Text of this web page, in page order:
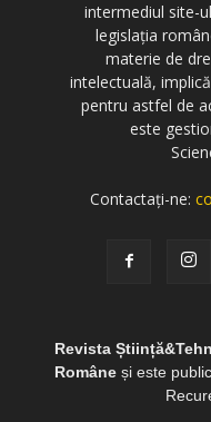
intermediul site-
legislația
materie de
intelectuală,
pentru astfel de
este
Contactați-ne:
Revista
Româneși este